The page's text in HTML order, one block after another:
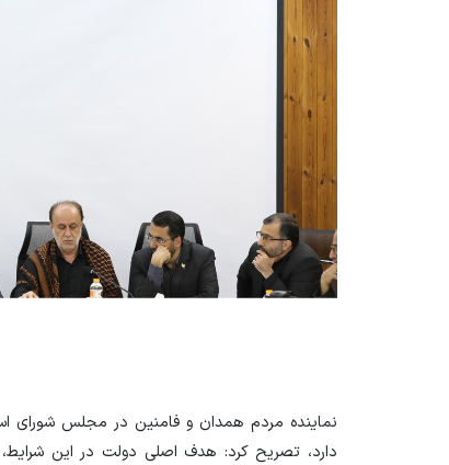
نماینده مردم همدان و فامنین در مجلس شورای
دارد، تصریح کرد: هدف اصلی دولت در این